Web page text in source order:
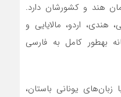
هند و کشورشان دارد.
هندی، اردو، مالایایی و
به­طور کامل به فارسی
زبان‌های یونانی باستان،